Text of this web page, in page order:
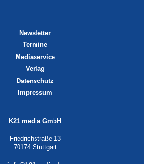
Newsletter
Termine
Mediaservice
Verlag
Datenschutz
Impressum
K21 media GmbH
Friedrichstraße 13
70174 Stuttgart